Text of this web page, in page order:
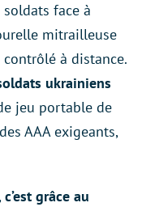
face à
mitrailleuse
à distance.
ukrainiens
jeu portable de
AAA exigeants,
c’est grâce au